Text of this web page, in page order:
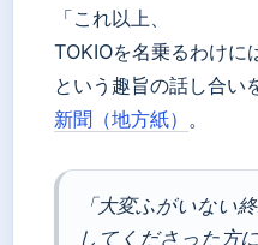
「これ以上、
TOKIOを名乗るわけに
という趣旨の話し合い
新聞（地方紙） 。
「大変ふがいない
してくださった方